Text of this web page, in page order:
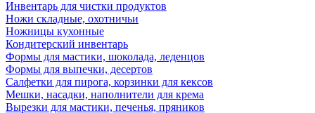
Инвентарь для чистки продуктов
Ножи складные, охотничьи
Ножницы кухонные
Кондитерский инвентарь
Формы для мастики, шоколада, леденцов
Формы для выпечки, десертов
Салфетки для пирога, корзинки для кексов
Мешки, насадки, наполнители для крема
Вырезки для мастики, печенья, пряников